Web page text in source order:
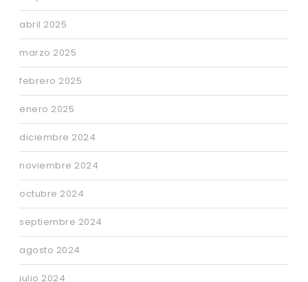
abril 2025
marzo 2025
febrero 2025
enero 2025
diciembre 2024
noviembre 2024
octubre 2024
septiembre 2024
agosto 2024
julio 2024